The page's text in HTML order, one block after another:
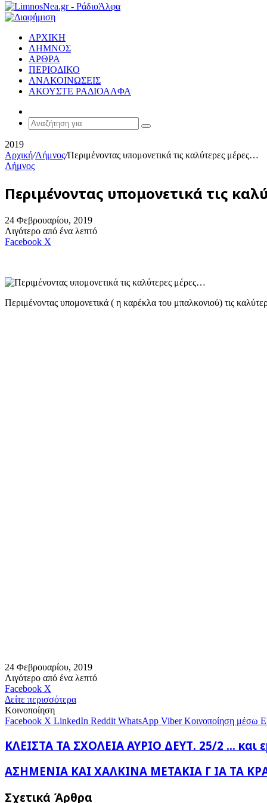
ΑΡΧΙΚΗ
ΛΗΜΝΟΣ
ΑΡΘΡΑ
ΠΕΡΙΟΔΙΚΟ
ΑΝΑΚΟΙΝΩΣΕΙΣ
ΑΚΟΥΣΤΕ ΡΑΔΙΟΑΛΦΑ
Article
Αναζήτηση
2019
Αρχική/Λήμνος/Περιμένοντας υπομονετικά τις καλύτερες μέρες…
Λήμνος
Περιμένοντας υπομονετικά τις
24 Φεβρουαρίου, 2019
Λιγότερο από ένα λεπτό
Facebook X
Περιμένοντας υπομονετικά ( η καρέκλα του μπαλκονιού) τις
24 Φεβρουαρίου, 2019
Λιγότερο από ένα λεπτό
Facebook X
μέσω
E-
mail
Δείτε περισσότερα
Κοινοποίηση
Facebook X LinkedIn Reddit WhatsApp Viber Κοινοποίηση μέσω
ΚΛΕΙΣΤΑ
ΤΑ
ΑΥΡΙΟ
25/2
ΚΛΕΙΣΤΑ ΤΑ ΣΧΟΛΕΙΑ ΑΥΡΙΟ ΔΕΥΤ. 25/2 ... και
ΑΣΗΜΕΝΙΑ
ΚΑΙ
ΜΕΤΑΚΙΑ
ΑΣΗΜΕΝΙΑ ΚΑΙ ΧΑΛΚΙΝΑ ΜΕΤΑΚΙΑ Γ ΙΑ ΤΑ
Σχετικά Άρθρα